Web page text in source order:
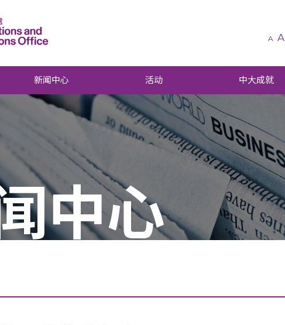
A A
新闻中心 活动 中大成就
中心